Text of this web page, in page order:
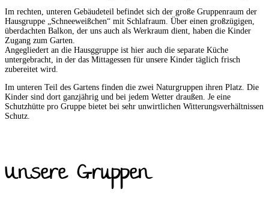
Im rechten, unteren Gebäudeteil befindet sich der große Gruppenraum der
Hausgruppe „Schneeweißchen“ mit Schlafraum. Über einen großzügigen,
überdachten Balkon, der uns auch als Werkraum dient, haben die Kinder
Zugang zum Garten.
Angegliedert an die Hausggruppe ist hier auch die separate Küche
untergebracht, in der das Mittagessen für unsere Kinder täglich frisch
zubereitet wird.
Im unteren Teil des Gartens finden die zwei Naturgruppen ihren Platz. Die
Kinder sind dort ganzjährig und bei jedem Wetter draußen. Je eine
Schutzhütte pro Gruppe bietet bei sehr unwirtlichen Witterungsverhältnissen
Schutz.
Unsere Gruppen